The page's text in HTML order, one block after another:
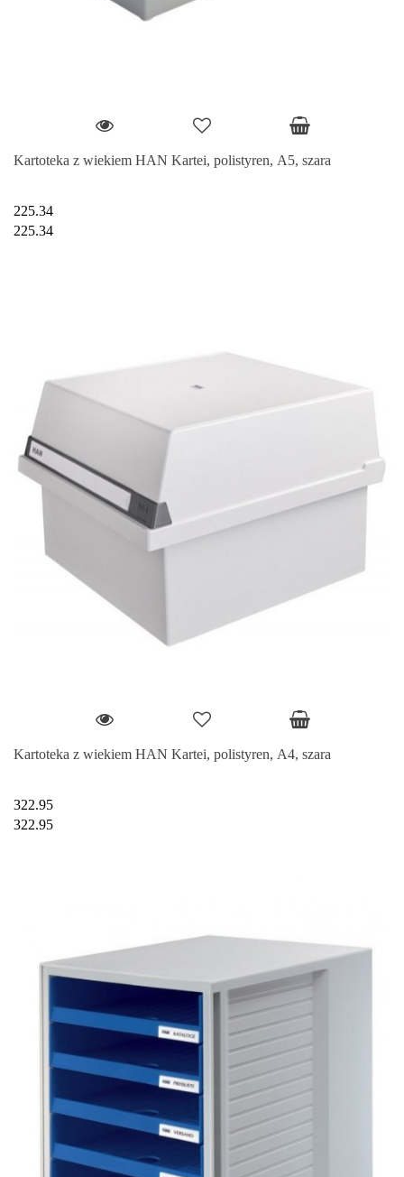
Kartoteka z wiekiem HAN Kartei, polistyren, A5, szara
225.34
225.34
Kartoteka z wiekiem HAN Kartei, polistyren, A4, szara
322.95
322.95